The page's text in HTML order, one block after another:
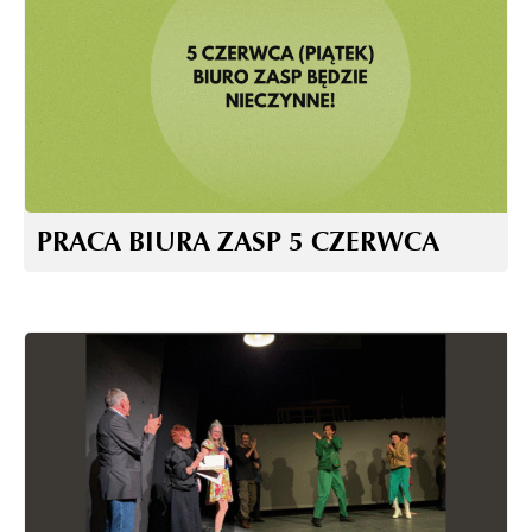
PRACA BIURA ZASP 5 CZERWCA